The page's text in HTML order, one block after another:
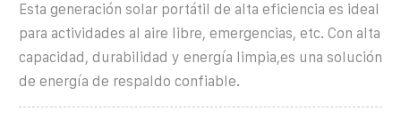
Esta generación solar portátil de alta eficiencia es ideal
para actividades al aire libre, emergencias, etc. Con alta
capacidad, durabilidad y energía limpia,es una solución
de energía de respaldo confiable.